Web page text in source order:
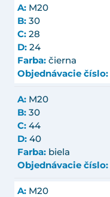
A: M20
B: 30
C: 28
D: 24
Farba: čierna
Objednávacie číslo:
A: M20
B: 30
C: 44
D: 40
Farba: biela
Objednávacie číslo:
A: M20